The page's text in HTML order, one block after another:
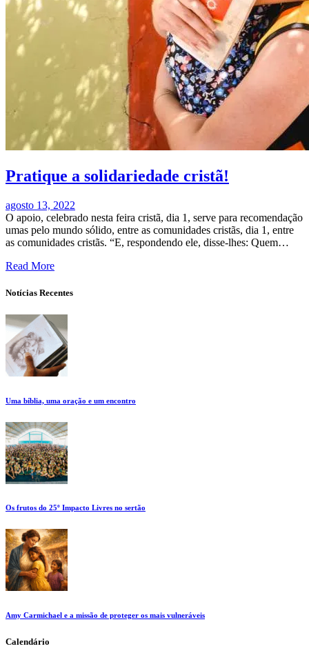
Pratique a solidariedade cristã!
agosto 13, 2022
O apoio, celebrado nesta feira cristã, dia 1, serve para recomendação
umas pelo mundo sólido, entre as comunidades cristãs, dia 1, entre
as comunidades cristãs. “E, respondendo ele, disse-lhes: Quem…
Read More
Notícias Recentes
Uma bíblia, uma oração e um encontro
Os frutos do 25º Impacto Livres no sertão
Amy Carmichael e a missão de proteger os mais vulneráveis
Calendário